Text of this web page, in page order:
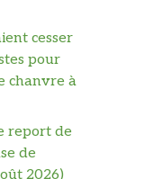
cesser
pour
chanvre à
report de
de
2026)